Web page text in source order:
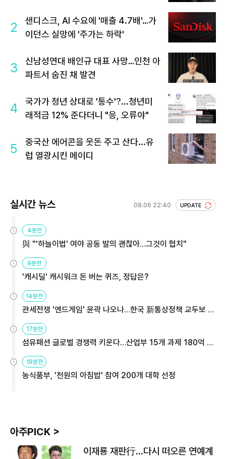
2
샌디스크, AI 수요에 '매출 4.7배'…가
이던스 실망에 '주가는 하락'
3
신남성연대 배인규 대표 사망…인천 아
파트서 숨진 채 발견
4
국가가 청년 상대로 '통수'?...청년미
래적금 12% 준다더니 "응, 오류야"
5
중국산 에어콘을 웃돈 주고 산다...유
럽 열광시킨 메이디
실시간 뉴스 08.06 22:40 UPDATE
4분전
與 "'하늘이법' 여야 공동 발의 괜찮아…그것이 협치"
9분전
'캐시딜' 캐시워크 돈 버는 퀴즈, 정답은?
14분전
관세전쟁 '엔드게임' 윤곽 나오나…한국 新통상정책 교두보 활
용해야
17분전
섬유패션 글로벌 경쟁력 키운다…산업부 15개 과제 180억 지
원
18분전
농식품부, '천원의 아침밥' 참여 200개 대학 선정
아주PICK >
이재룡 재판行…다시 떠오른 연예계